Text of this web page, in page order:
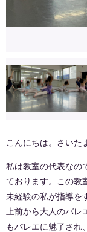
こんにちは。さいた
私は教室の代表なの
ております。この教
未経験の私が指導を
上前から大人のバ
もバレエに魅了され